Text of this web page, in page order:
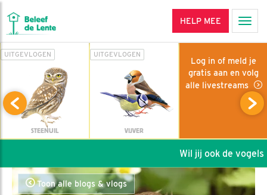
HELP MEE
UITGEVLOGEN
STEENUIL
UITGEVLOGEN
VIJVER
Log in of meld je
gratis aan en volg
alle livestreams
Wil jij ook de vogels
Toon alle blogs & vlogs